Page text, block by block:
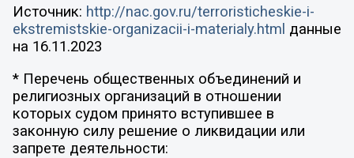
Источник: http://nac.gov.ru/terroristicheskie-i-
ekstremistskie-organizacii-i-materialy.html данные
на 16.11.2023
* Перечень общественных объединений и
религиозных организаций в отношении
которых судом принято вступившее в
законную силу решение о ликвидации или
запрете деятельности: